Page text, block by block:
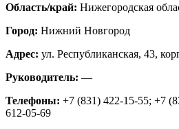
Область/край: Нижегородская
Город: Нижний Новгород
Адрес: ул. Республиканская, 43,
Руководитель: —
Телефоны: +7 (831) 422-15-55; +7
612-05-69